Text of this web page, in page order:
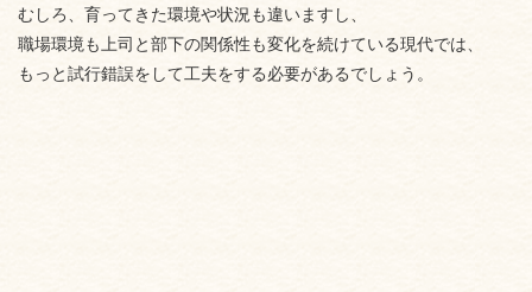
むしろ、育ってきた環境や状況も違いますし、
職場環境も上司と部下の関係性も変化を続けている現代では、
もっと試行錯誤をして工夫をする必要があるでしょう。